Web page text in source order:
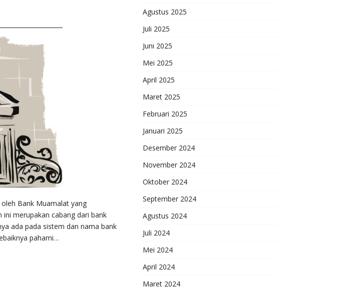
Bank Muamalat yang
ini merupakan cabang dari bank
ada pada sistem dan nama bank
pahami…
Agustus 2025
Juli 2025
Juni 2025
Mei 2025
April 2025
Maret 2025
Februari 2025
Januari 2025
Desember 2024
November 2024
Oktober 2024
September 2024
Agustus 2024
Juli 2024
Mei 2024
April 2024
Maret 2024